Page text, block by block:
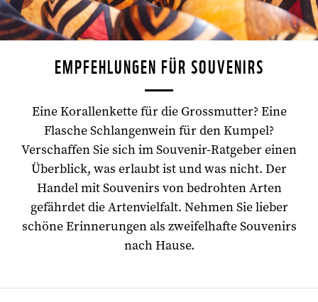
EMPFEHLUNGEN FÜR SOUVENIRS
Eine Korallenkette für die Grossmutter? Eine
Flasche Schlangenwein für den Kumpel?
Verschaffen Sie sich im Souvenir-Ratgeber einen
Überblick, was erlaubt ist und was nicht. Der
Handel mit Souvenirs von bedrohten Arten
gefährdet die Artenvielfalt. Nehmen Sie lieber
schöne Erinnerungen als zweifelhafte Souvenirs
nach Hause.